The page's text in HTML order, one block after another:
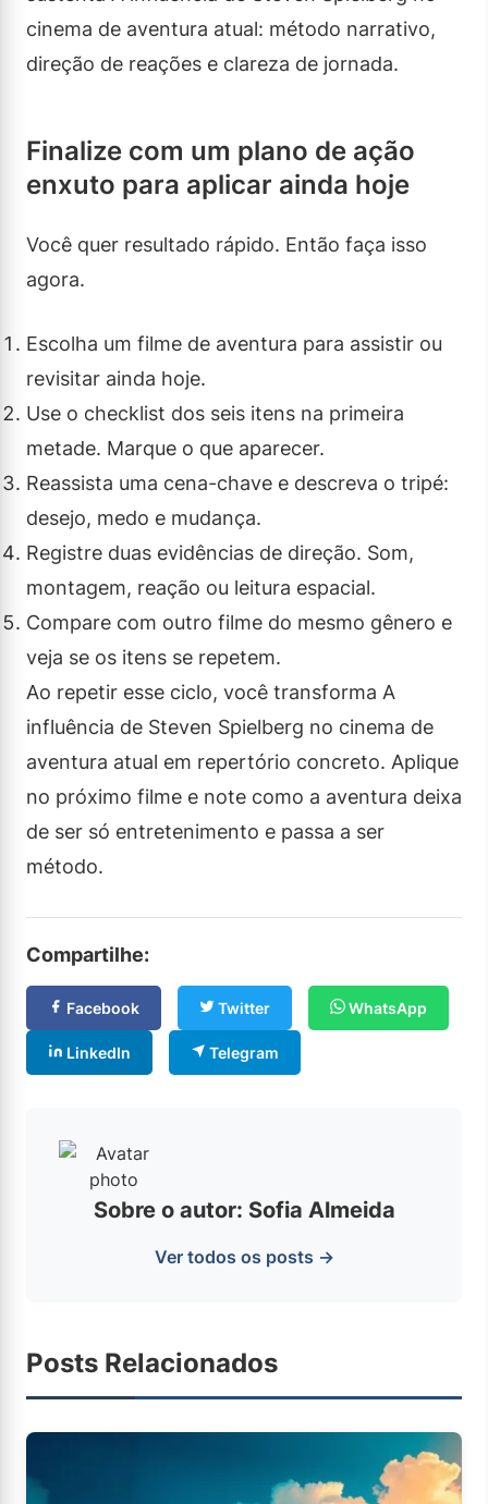
cinema de aventura atual: método narrativo,
direção de reações e clareza de jornada.
Finalize com um plano de ação
enxuto para aplicar ainda hoje
Você quer resultado rápido. Então faça isso
agora.
Escolha um filme de aventura para assistir ou
revisitar ainda hoje.
Use o checklist dos seis itens na primeira
metade. Marque o que aparecer.
Reassista uma cena-chave e descreva o tripé:
desejo, medo e mudança.
Registre duas evidências de direção. Som,
montagem, reação ou leitura espacial.
Compare com outro filme do mesmo gênero e
veja se os itens se repetem.
Ao repetir esse ciclo, você transforma A
influência de Steven Spielberg no cinema de
aventura atual em repertório concreto. Aplique
no próximo filme e note como a aventura deixa
de ser só entretenimento e passa a ser
método.
Compartilhe:
Facebook Twitter WhatsApp
LinkedIn Telegram
Sobre o autor: Sofia Almeida
Ver todos os posts →
Posts Relacionados